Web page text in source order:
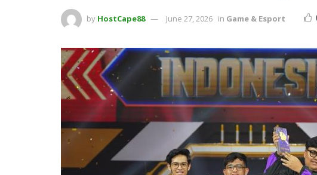
by HostCape88 June 27, 2026 in Game & Esport